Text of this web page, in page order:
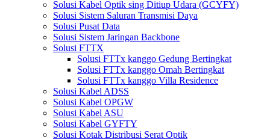
Solusi Kabel Optik sing Ditiup Udara (GCYFY)
Solusi Sistem Saluran Transmisi Daya
Solusi Pusat Data
Solusi Sistem Jaringan Backbone
Solusi FTTX
Solusi FTTx kanggo Gedung Bertingkat
Solusi FTTx kanggo Omah Bertingkat
Solusi FTTx kanggo Villa Residence
Solusi Kabel ADSS
Solusi Kabel OPGW
Solusi Kabel ASU
Solusi Kabel GYFTY
Solusi Kotak Distribusi Serat Optik